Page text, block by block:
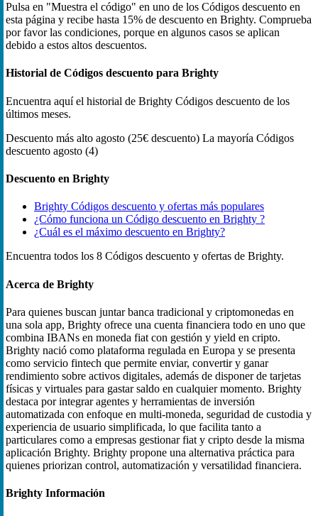
Pulsa en "Muestra el código" en uno de los Códigos descuento en
esta página y recibe hasta 15% de descuento en Brighty. Comprueba
por favor las condiciones, porque en algunos casos se aplican
debido a estos altos descuentos.
Historial de Códigos descuento para Brighty
Encuentra aquí el historial de Brighty Códigos descuento de los
últimos meses.
Descuento más alto agosto (25€ descuento) La mayoría Códigos
descuento agosto (4)
Descuento en Brighty
Brighty Códigos descuento y ofertas más populares
¿Cómo funciona un Código descuento en Brighty ?
¿Cuál es el máximo descuento en Brighty?
Encuentra todos los 8 Códigos descuento y ofertas de Brighty.
Acerca de Brighty
Para quienes buscan juntar banca tradicional y criptomonedas en
una sola app, Brighty ofrece una cuenta financiera todo en uno que
combina IBANs en moneda fiat con gestión y yield en cripto.
Brighty nació como plataforma regulada en Europa y se presenta
como servicio fintech que permite enviar, convertir y ganar
rendimiento sobre activos digitales, además de disponer de tarjetas
físicas y virtuales para gastar saldo en cualquier momento. Brighty
destaca por integrar agentes y herramientas de inversión
automatizada con enfoque en multi-moneda, seguridad de custodia y
experiencia de usuario simplificada, lo que facilita tanto a
particulares como a empresas gestionar fiat y cripto desde la misma
aplicación Brighty. Brighty propone una alternativa práctica para
quienes priorizan control, automatización y versatilidad financiera.
Brighty Información